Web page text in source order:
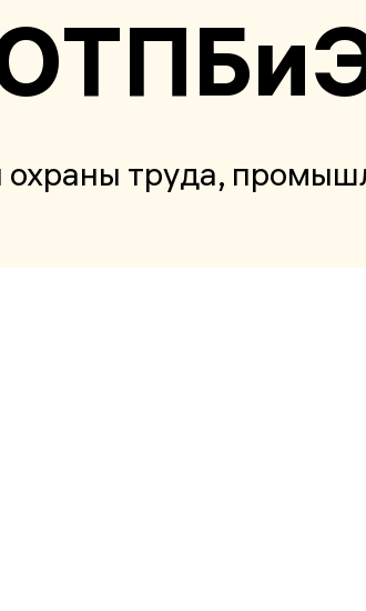
охраны труда,